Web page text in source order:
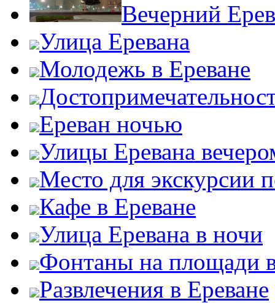
Вечерний
Улица Еревана
Молодежь в Ереване
Ереван ночью
Улицы Еревана
Место для экскурсии
Кафе в Ереване
Улица Еревана в ночи
Фонтаны на площади
Развлечения в Ереване